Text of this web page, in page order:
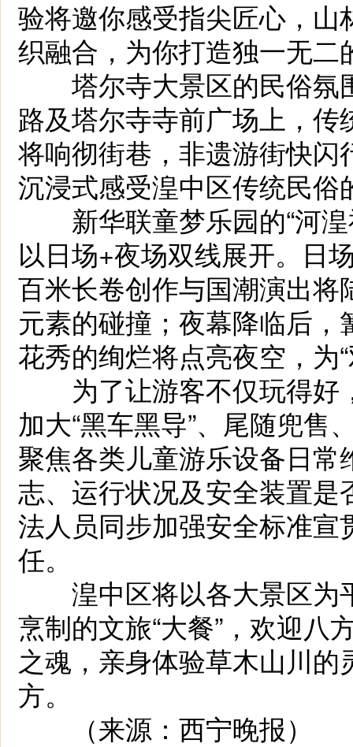
验将邀你感受指尖匠心，
织融合，为你打造独一无二
塔尔寺大景区的民俗氛
路及塔尔寺寺前广场上，传
将响彻街巷，非遗游街快
沉浸式感受湟中区传统民俗
新华联童梦乐园的“河湟
以日场+夜场双线展开。日
百米长卷创作与国潮演出
元素的碰撞；夜幕降临后
花秀的绚烂将点亮夜空，为
为了让游客不仅玩得好
加大“黑车黑导”、尾随兜
聚焦各类儿童游乐设备日
志、运行状况及安全装置
法人员同步加强安全标准
任。
湟中区将以各大景区为
烹制的文旅“大餐”，欢迎八
之魂，亲身体验草木山川
方。
（来源：西宁晚报）